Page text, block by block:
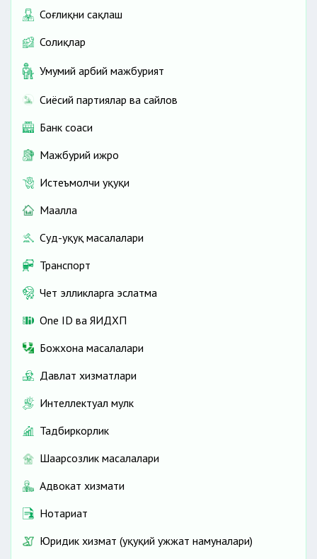
Соғлиқни сақлаш
Солиқлар
Умумий ҳарбий мажбурият
Сиёсий партиялар ва сайлов
Банк соҳаси
Мажбурий ижро
Истеъмолчи ҳуқуқи
Маҳалла
Суд-ҳуқуқ масалалари
Транспорт
Чет элликларга эслатма
One ID ва ЯИДХП
Божхона масалалари
Давлат хизматлари
Интеллектуал мулк
Тадбиркорлик
Шаҳарсозлик масалалари
Адвокат хизмати
Нотариат
Юридик хизмат (ҳуқуқий ҳужжат намуналари)